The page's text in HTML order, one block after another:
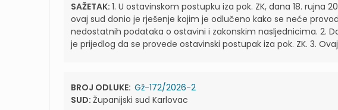
SAŽETAK: 1. U ostavinskom postupku iza pok. ZK, dana 18.
ovaj sud donio je rješenje kojim je odlučeno kako se neće
nedostatnih podataka o ostavini i zakonskim nasljednicima. 2.
je prijedlog da se provede ostavinski postupak iza pok. ZK. 3.
BROJ ODLUKE: Gž-172/2026-2
SUD: Županijski sud Karlovac